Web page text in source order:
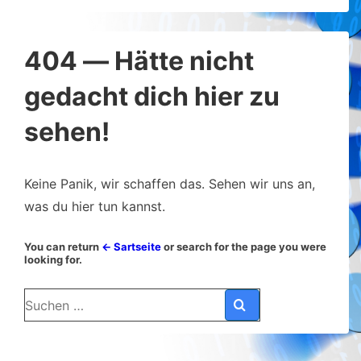
404 — Hätte nicht
gedacht dich hier zu
sehen!
Keine Panik, wir schaffen das. Sehen wir uns an,
was du hier tun kannst.
You can return ← Sartseiteor search for the page you were
looking for.
Suchen
nach: